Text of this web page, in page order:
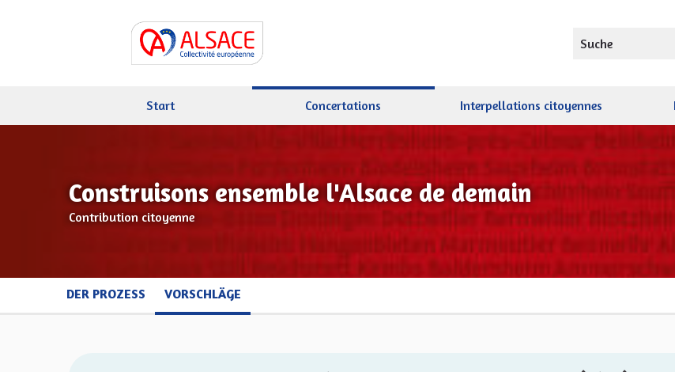
Suche
Start Concertations Interpellations citoyennes
Construisons ensemble l'Alsace de demain
Contribution citoyenne
DER PROZESS VORSCHLÄGE